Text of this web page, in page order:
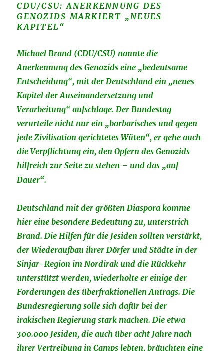
CDU/CSU: ANERKENNUNG DES
GENOZIDS MARKIERT „NEUES
KAPITEL“
Michael Brand (CDU/CSU) nannte die
Anerkennung des Genozids eine „bedeutsame
Entscheidung“, mit der Deutschland ein „neues
Kapitel der Auseinandersetzung und
Verarbeitung“ aufschlage. Der Bundestag
verurteile nicht nur ein „barbarisches und gegen
jede Zivilisation gerichtetes Wüten“, er gehe auch
die Verpflichtung ein, den Opfern des Genozids
hilfreich zur Seite zu stehen – und das „auf
Dauer“.
Deutschland mit der größten Diaspora komme
hier eine besondere Bedeutung zu, unterstrich
Brand. Die Hilfen für die Jesiden sollten verstärkt,
der Wiederaufbau ihrer Dörfer und Städte in der
Sinjar-Region im Nordirak und die Rückkehr
unterstützt werden, wiederholte er einige der
Forderungen des überfraktionellen Antrags. Die
Bundesregierung solle sich dafür bei der
irakischen Regierung stark machen. Die etwa
300.000 Jesiden, die auch über acht Jahre nach
ihrer Vertreibung in Camps lebten, bräuchten eine